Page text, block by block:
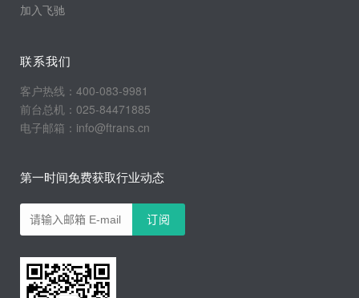
加入飞驰
联系我们
客户热线：400-083-9981
前台总机：025-84471885
电子邮箱：info@ftrans.cn
第一时间免费获取行业动态